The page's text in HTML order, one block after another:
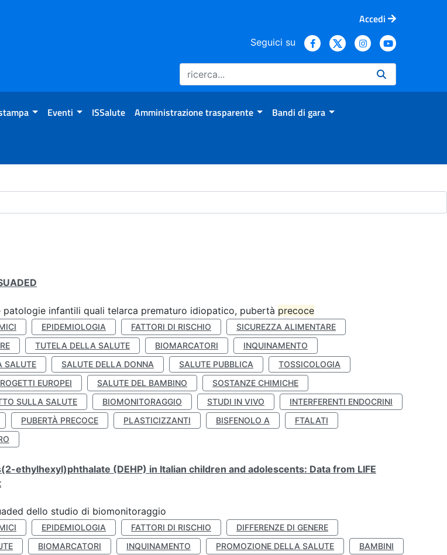
Accedi
Seguici su
Eventi ISSalute Amministrazione trasparente Bandi di gara
patologie infantili quali telarca prematuro idiopatico, pubertà precoce
EPIDEMIOLOGIA FATTORI DI RISCHIO
SICUREZZA ALIMENTARE
TUTELA DELLA SALUTE BIOMARCATORI
INQUINAMENTO
SALUTE
SALUTE DELLA DONNA SALUTE PUBBLICA
TOSSICOLOGIA
EUROPEI SALUTE DEL BAMBINO
SOSTANZE CHIMICHE
SULLA SALUTE
BIOMONITORAGGIO STUDI IN VIVO
INTERFERENTI ENDOCRINI
PUBERTÀ PRECOCE PLASTICIZZANTI BISFENOLO A
FTALATI
ethylhexyl)phthalate (DEHP) in Italian children and adolescents: Data from LIFE
dello studio di biomonitoraggio
EPIDEMIOLOGIA FATTORI DI RISCHIO
DIFFERENZE DI GENERE
BIOMARCATORI INQUINAMENTO PROMOZIONE DELLA SALUTE
BAMBINI